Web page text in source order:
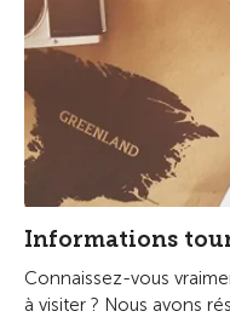
Informations
Connaissez-vous
à visiter ? Nous avons